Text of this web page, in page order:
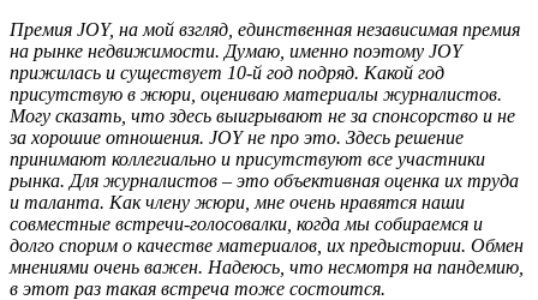
Премия JOY, на мой взгляд, единственная независимая премия
на рынке недвижимости. Думаю, именно поэтому JOY
прижилась и существует 10-й год подряд. Какой год
присутствую в жюри, оцениваю материалы журналистов.
Могу сказать, что здесь выигрывают не за спонсорство и не
за хорошие отношения. JOY не про это. Здесь решение
принимают коллегиально и присутствуют все участники
рынка. Для журналистов – это объективная оценка их труда
и таланта. Как члену жюри, мне очень нравятся наши
совместные встречи-голосовалки, когда мы собираемся и
долго спорим о качестве материалов, их предыстории. Обмен
мнениями очень важен. Надеюсь, что несмотря на пандемию,
в этот раз такая встреча тоже состоится.